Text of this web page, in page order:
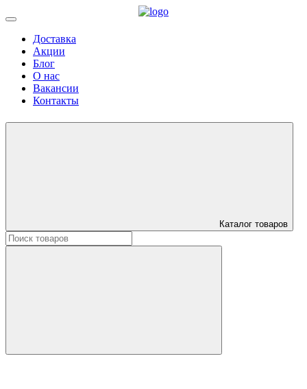
Доставка
Акции
Блог
О нас
Вакансии
Контакты
Каталог товаров
Искать: